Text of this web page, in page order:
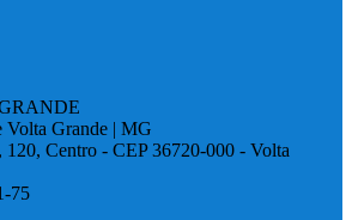
Volta Grande | MG
120, Centro - CEP 36720-000 - Volta
75